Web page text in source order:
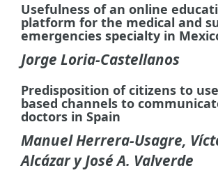
Usefulness of an online
platform for the medical and
emergencies specialty in
Jorge Loria-Castellanos
Predisposition of citizens to
based channels to
doctors in Spain
Manuel Herrera-Usagre,
Alcázar y José A. Valverde